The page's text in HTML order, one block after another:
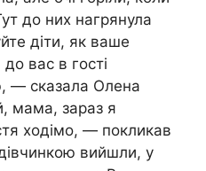
до них нагрянула
діти, як ваше
до вас в гості
— сказала Олена
мама, зараз я
ходімо, — покликав
вийшли, у